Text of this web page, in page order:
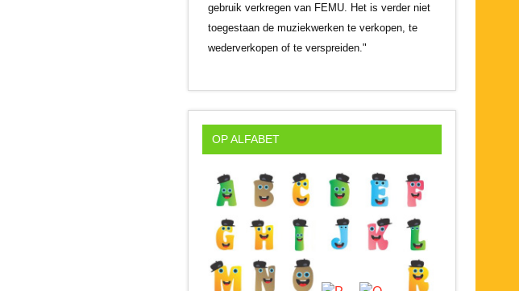
gebruik verkregen van FEMU. Het is verder niet
toegestaan de muziekwerken te verkopen, te
wederverkopen of te verspreiden."
OP ALFABET